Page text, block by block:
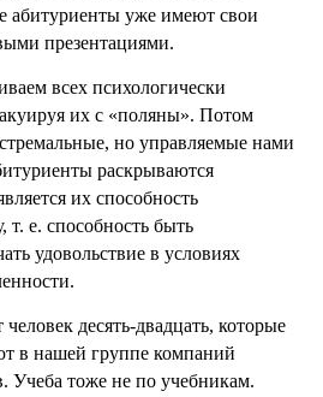
абитуриенты уже имеют свои
презентациями.
всех психологически
их с «поляны». Потом
но управляемые нами
раскрываются
их способность
т. е. способность быть
удовольствие в условиях
десять-двадцать, которые
в нашей группе компаний
Учеба тоже не по учебникам.